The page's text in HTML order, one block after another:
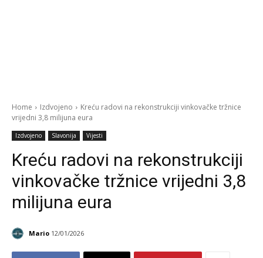
Home Izdvojeno
Kreću radovi na rekonstrukciji vinkovačke tržnice
vrijedni 3,8 milijuna eura
Izdvojeno Slavonija Vijesti
Kreću radovi na rekonstrukciji
vinkovačke tržnice vrijedni 3,8
milijuna eura
Mario 12/01/2026